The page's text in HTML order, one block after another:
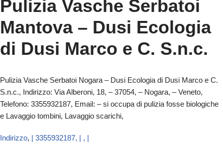
Pulizia Vasche Serbatoi
Mantova – Dusi Ecologia
di Dusi Marco e C. S.n.c.
Pulizia Vasche Serbatoi Nogara – Dusi Ecologia di Dusi Marco e C.
S.n.c., Indirizzo: Via Alberoni, 18, – 37054, – Nogara, – Veneto,
Telefono: 3355932187, Email: – si occupa di pulizia fosse biologiche
e Lavaggio tombini, Lavaggio scarichi,
Indirizzo, | 3355932187, | , |